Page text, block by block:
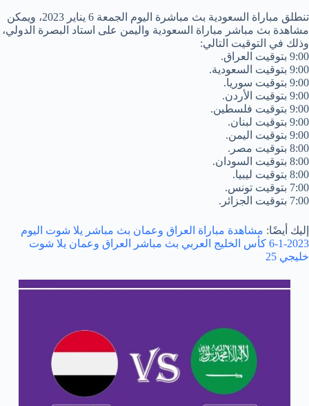
تنطلق مباراة السعودية بث مباشرة اليوم الجمعة 6 يناير 2023، ويمكن
مشاهدة بث مباشر مباراة السعودية واليمن على استاد البصرة الدولي،
وذلك في التوقيت التالي:
9:00 بتوقيت العراق.
9:00 بتوقيت السعودية.
9:00 بتوقيت سوريا.
9:00 بتوقيت الأردن.
9:00 بتوقيت فلسطين.
9:00 بتوقيت لبنان.
9:00 بتوقيت اليمن.
8:00 بتوقيت مصر.
8:00 بتوقيت السودان.
8:00 بتوقيت ليبيا.
7:00 بتوقيت تونس.
7:00 بتوقيت الجزائر.
إليك أيضًا: مشاهدة مباراة العراق وعمان بث مباشر يلا شوت اليوم
2023-1-6 كأس الخليج العربي بث مباشر العراق وعمان يلا شوت
خليجي 25